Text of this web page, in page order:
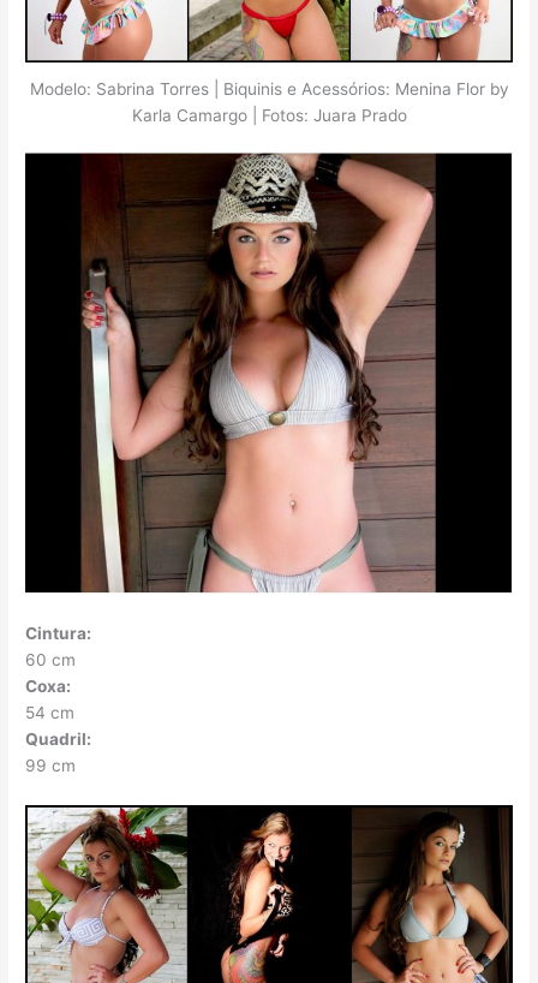
Modelo: Sabrina Torres | Biquinis e Acessórios: Menina Flor by
Karla Camargo | Fotos: Juara Prado
Cintura:
60 cm
Coxa:
54 cm
Quadril:
99 cm